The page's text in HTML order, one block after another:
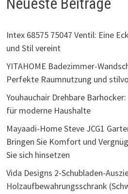
Intex 68575 75047 Ventil: Eine
und Stil vereint
YITAHOME Badezimmer-
Perfekte Raumnutzung und
Youhauchair Drehbare
für moderne Haushalte
Mayaadi-Home Steve JCG1
Bringen Sie Komfort und
Sie sich hinsetzen
Vida Designs 2-Schubladen-
Holzaufbewahrungsschrank